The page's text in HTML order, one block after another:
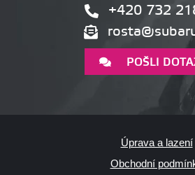
+420 732
POŠLI
Úprava a lazení
Obchodní